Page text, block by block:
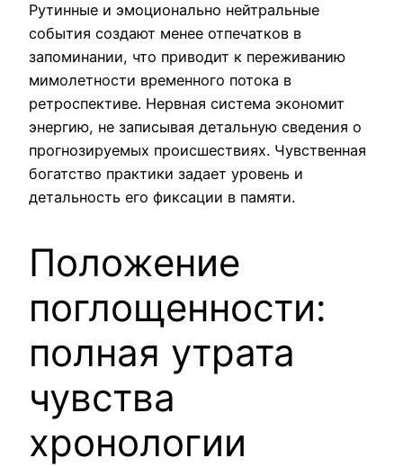
Рутинные и эмоционально нейтральные
события создают менее отпечатков в
запоминании, что приводит к переживанию
мимолетности временного потока в
ретроспективе. Нервная система экономит
энергию, не записывая детальную сведения о
прогнозируемых происшествиях. Чувственная
богатство практики задает уровень и
детальность его фиксации в памяти.
Положение
поглощенности:
полная утрата
чувства
хронологии